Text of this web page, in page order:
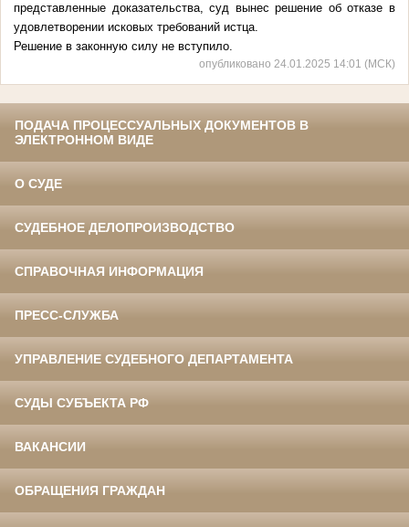
представленные доказательства, суд вынес решение об отказе в
удовлетворении исковых требований истца.
Решение в законную силу не вступило.
опубликовано 24.01.2025 14:01 (МСК)
ПОДАЧА ПРОЦЕССУАЛЬНЫХ ДОКУМЕНТОВ В
ЭЛЕКТРОННОМ ВИДЕ
О СУДЕ
СУДЕБНОЕ ДЕЛОПРОИЗВОДСТВО
СПРАВОЧНАЯ ИНФОРМАЦИЯ
ПРЕСС-СЛУЖБА
УПРАВЛЕНИЕ СУДЕБНОГО ДЕПАРТАМЕНТА
СУДЫ СУБЪЕКТА РФ
ВАКАНСИИ
ОБРАЩЕНИЯ ГРАЖДАН